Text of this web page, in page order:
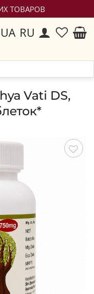
ТОВАРОВ
UA RU
Vati DS,